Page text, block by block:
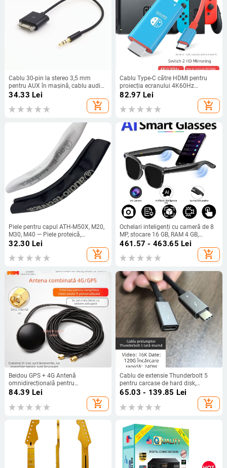
Cablu 30-pin la stereo 3,5 mm
pentru AUX în mașină, cablu audio
pentru iPod, lungime 20 cm
34.33 Lei
add_shopping_cart
Cablu Type-C către HDMI pentru
proiecția ecranului 4K60Hz
Nintendo Switch 2 Gen, 2 m
82.97 Lei
add_shopping_cart
Piele pentru capul ATH-M50X, M20,
M30, M40 — Piele proteică,
Personalizabil după mostră, 1
32.30 Lei
add_shopping_cart
Ochelari inteligenți cu cameră de 8
MP, stocare 16 GB, RAM 4 GB,
baterie de 290 mAh, traducere AI în
timp real; compatibile cu Android și
iOS
461.57 - 463.65 Lei
add_shopping_cart
Beidou GPS + 4G Antenă
omnidirecțională pentru
poziționare, două în unu, Antenă de
cabinet cu ieșire dublă, SMA Pin
interior, cablu de 3 m
84.39 Lei
add_shopping_cart
Cablu de extensie Thunderbolt 5
pentru carcase de hard disk,
transfer de date la viteză mare de
80 Gbps, încărcare rapidă PD240W,
compatibil cu MacBook
65.03 - 139.85 Lei
add_shopping_cart